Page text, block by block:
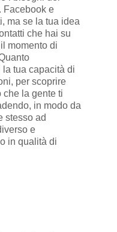
Facebook e
ma se la tua idea
che hai su
momento di
tua capacità di
per scoprire
la gente ti
in modo da
stesso ad
e
in qualità di